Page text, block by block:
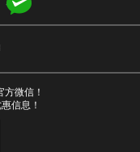
微信！
信息！